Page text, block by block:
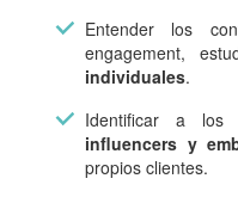
Entender los
engagement,
individuales.
Identificar a los
influencers y
propios clientes.